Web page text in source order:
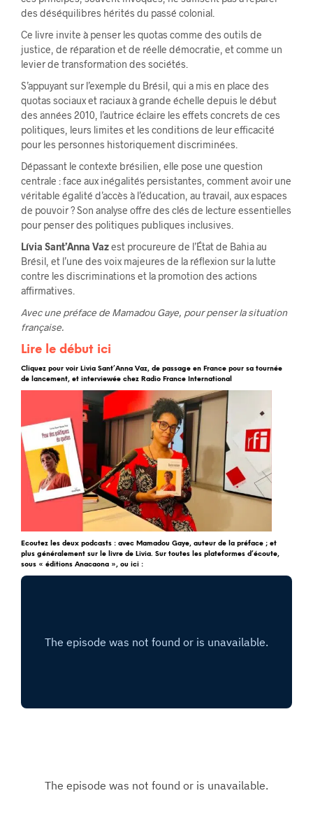
des déséquilibres hérités du passé colonial.
Ce livre invite à penser les quotas comme des outils de
justice, de réparation et de réelle démocratie, et comme un
levier de transformation des sociétés.
S’appuyant sur l’exemple du Brésil, qui a mis en place des
quotas sociaux et raciaux à grande échelle depuis le début
des années 2010, l’autrice éclaire les effets concrets de ces
politiques, leurs limites et les conditions de leur efficacité
pour les personnes historiquement discriminées.
Dépassant le contexte brésilien, elle pose une question
centrale : face aux inégalités persistantes, comment avoir une
véritable égalité d’accès à l’éducation, au travail, aux espaces
de pouvoir ? Son analyse offre des clés de lecture essentielles
pour penser des politiques publiques inclusives.
Lívia Sant’Anna Vazest procureure de l’État de Bahia au
Brésil, et l’une des voix majeures de la réflexion sur la lutte
contre les discriminations et la promotion des actions
affirmatives.
Avec une préface de Mamadou Gaye, pour penser la situation
française.
Lire le début ici
Cliquez pour voir Livia Sant’Anna Vaz, de passage en France pour sa tournée
de lancement, et interviewée chez Radio France International
Ecoutez les deux podcasts : avec Mamadou Gaye, auteur de la préface ; et
plus généralement sur le livre de Livia. Sur toutes les plateformes d’écoute,
sous « éditions Anacaona », ou ici :